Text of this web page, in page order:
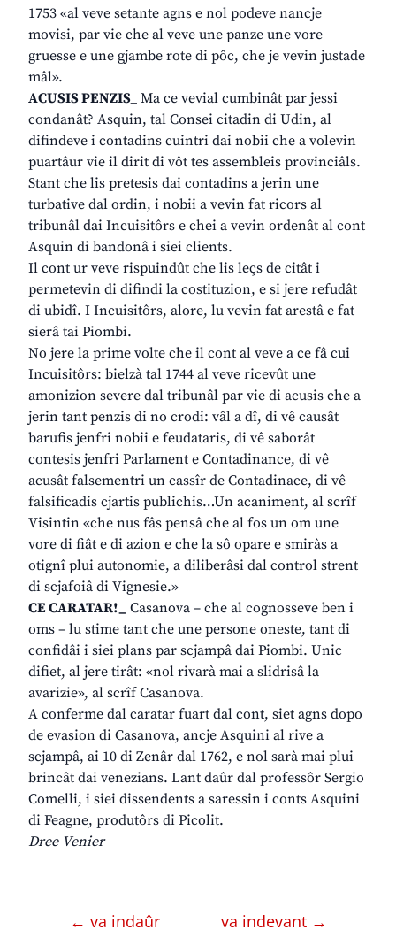
1753 «al veve setante agns e nol podeve nancje
movisi, par vie che al veve une panze une vore
gruesse e une gjambe rote di pôc, che je vevin justade
mâl».
ACUSIS PENZIS_ Ma ce vevial cumbinât par jessi
condanât? Asquin, tal Consei citadin di Udin, al
difindeve i contadins cuintri dai nobii che a volevin
puartâur vie il dirit di vôt tes assembleis provinciâls.
Stant che lis pretesis dai contadins a jerin une
turbative dal ordin, i nobii a vevin fat ricors al
tribunâl dai Incuisitôrs e chei a vevin ordenât al cont
Asquin di bandonâ i siei clients.
Il cont ur veve rispuindût che lis leçs de citât i
permetevin di difindi la costituzion, e si jere refudât
di ubidî. I Incuisitôrs, alore, lu vevin fat arestâ e fat
sierâ tai Piombi.
No jere la prime volte che il cont al veve a ce fâ cui
Incuisitôrs: bielzà tal 1744 al veve ricevût une
amonizion severe dal tribunâl par vie di acusis che a
jerin tant penzis di no crodi: vâl a dî, di vê causât
barufis jenfri nobii e feudataris, di vê saborât
contesis jenfri Parlament e Contadinance, di vê
acusât falsementri un cassîr de Contadinace, di vê
falsificadis cjartis publichis…Un acaniment, al scrîf
Visintin «che nus fâs pensâ che al fos un om une
vore di fiât e di azion e che la sô opare e smiràs a
otignî plui autonomie, a diliberâsi dal control strent
di scjafoiâ di Vignesie.»
CE CARATAR!_ Casanova – che al cognosseve ben i
oms – lu stime tant che une persone oneste, tant di
confidâi i siei plans par scjampâ dai Piombi. Unic
difiet, al jere tirât: «nol rivarà mai a slidrisâ la
avarizie», al scrîf Casanova.
A conferme dal caratar fuart dal cont, siet agns dopo
de evasion di Casanova, ancje Asquini al rive a
scjampâ, ai 10 di Zenâr dal 1762, e nol sarà mai plui
brincât dai venezians. Lant daûr dal professôr Sergio
Comelli, i siei dissendents a saressin i conts Asquini
di Feagne, produtôrs di Picolit.
Dree Venier
← va indaûr va indevant →